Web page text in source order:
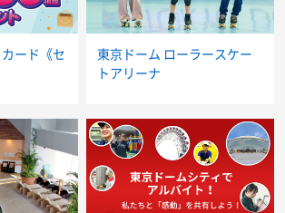
ード《セ
東京ドーム ローラースケー
トアリーナ